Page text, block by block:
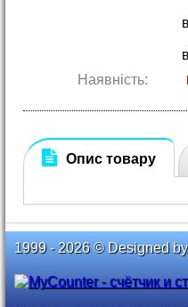
Наявність:
Опис товару
1999 - 2026 © Designed